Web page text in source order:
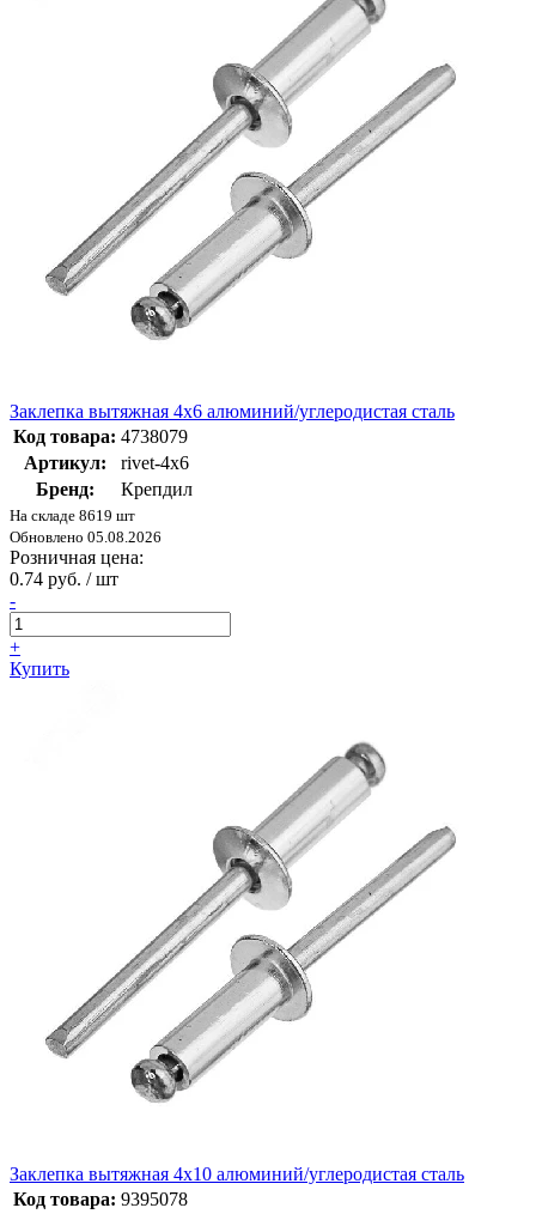
Заклепка вытяжная 4х6 алюминий/углеродистая сталь
Код товара: 4738079
Артикул:
rivet-4х6
Бренд:
Крепдил
На складе 8619 шт
Обновлено 05.08.2026
Розничная цена:
0.74 руб. / шт
-
+
Купить
Заклепка вытяжная 4х10 алюминий/углеродистая сталь
Код товара: 9395078